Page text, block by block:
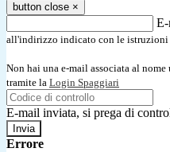
button close ×
all'indirizzo indicato con le istruzioni
Non hai una e-mail associata al
tramite la Login Spaggiari
E-mail inviata, si prega di
Errore